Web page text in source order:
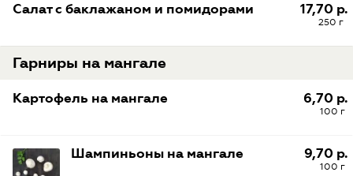
17,70 р.
250 г
Салат с баклажаном и помидорами
Гарниры на мангале
6,70 р.
100 г
Картофель на мангале
9,70 р.
100 г
Шампиньоны на мангале